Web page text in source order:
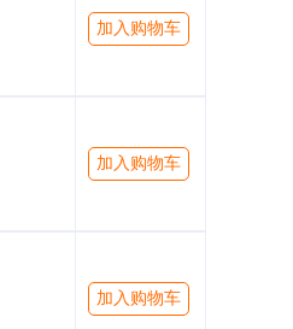
加入购物车
加入购物车
加入购物车